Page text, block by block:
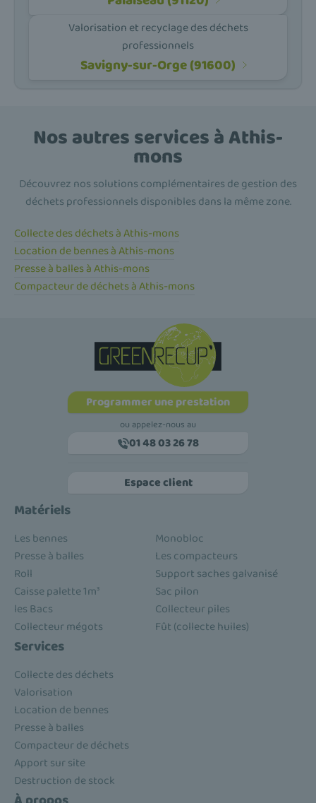
Valorisation et recyclage des déchets
professionnels
Savigny-sur-Orge (91600)
Nos autres services à Athis-
mons
Découvrez nos solutions complémentaires de gestion des
déchets professionnels disponibles dans la même zone.
Collecte des déchets à Athis-mons
Location de bennes à Athis-mons
Presse à balles à Athis-mons
Compacteur de déchets à Athis-mons
Programmer une prestation
ou appelez-nous au
01 48 03 26 78
Espace client
Matériels
Les bennes
Monobloc
Presse à balles
Les compacteurs
Roll
Support saches galvanisé
Caisse palette 1m³
Sac pilon
les Bacs
Collecteur piles
Collecteur mégots
Fût (collecte huiles)
Services
Collecte des déchets
Valorisation
Location de bennes
Presse à balles
Compacteur de déchets
Apport sur site
Destruction de stock